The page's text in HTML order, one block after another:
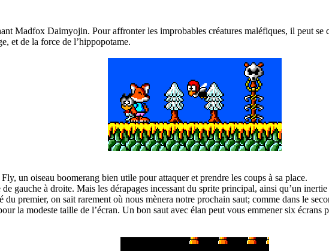
Madfox Daimyojin. Pour affronter les improbables créatures maléfiques, il peut se
et de la force de l’hippopotame.
un oiseau boomerang bien utile pour attaquer et prendre les coups à sa place.
gauche à droite. Mais les dérapages incessant du sprite principal, ainsi qu’un
du premier, on sait rarement où nous mènera notre prochain saut; comme dans le
la modeste taille de l’écran. Un bon saut avec élan peut vous emmener six